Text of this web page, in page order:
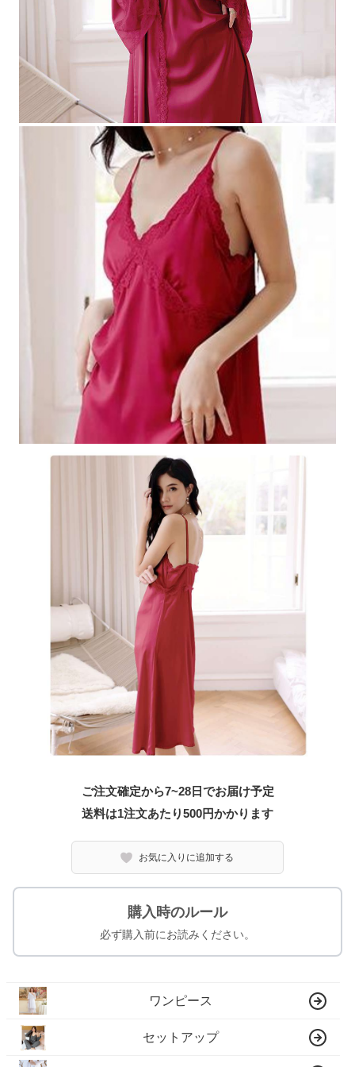
ご注文確定から7~28日でお届け予定
送料は1注文あたり500円かかります
お気に入りに追加する
購入時のルール
必ず購入前にお読みください。
ワンピース
セットアップ